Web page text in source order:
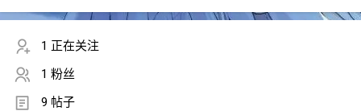
1 正在关注
1 粉丝
9 帖子